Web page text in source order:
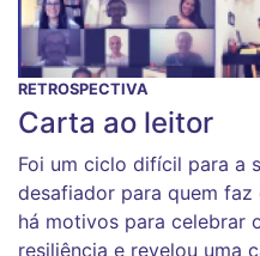
RETROSPECTIVA
Carta ao leitor
Foi um ciclo difícil para a
desafiador para quem faz
há motivos para celebrar
resiliência e revelou uma